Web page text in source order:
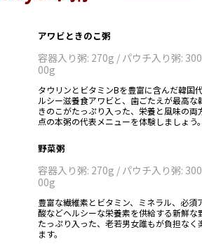
アワビときのこ粥
容器入り粥: 270g / パウチ入り粥:
00g
タウリンとビタミンBを豊富に含んだ韓国
ルシー滋養食アワビと、歯ごたえが最高な
きのこがたっぷり入った、栄養と風味の両
点の本粥の代表メニューを体験しましょう
野菜粥
容器入り粥: 270g / パウチ入り粥:
00g
豊富な繊維素とビタミン、ミネラル、必須
酸などヘルシーな栄養素を供給する新鮮な
たっぷり入った、老若男女誰もが負担なく
ます。